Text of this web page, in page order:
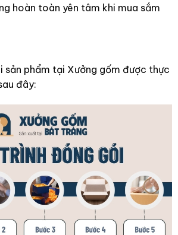
hoàn toàn yên tâm khi mua sắm
sản phẩm tại Xưởng gốm được thực
đây: